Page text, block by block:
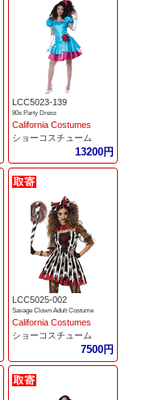
LCC5023-139
80s Party Dress
California Costumes
ショーコスチューム
13200円
LCC5025-002
Savage Clown Adult Costume
California Costumes
ショーコスチューム
7500円